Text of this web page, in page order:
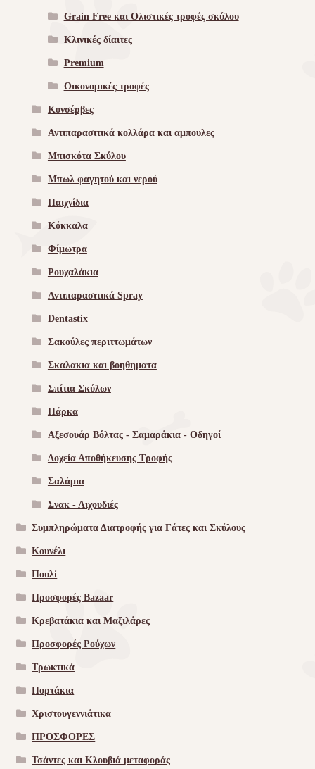
Grain Free και Ολιστικές τροφές σκύλου
Κλινικές δίαιτες
Premium
Οικονομικές τροφές
Κονσέρβες
Αντιπαρασιτικά κολλάρα και αμπουλες
Μπισκότα Σκύλου
Μπωλ φαγητού και νερού
Παιχνίδια
Κόκκαλα
Φίμωτρα
Ρουχαλάκια
Αντιπαρασιτικά Spray
Dentastix
Σακούλες περιττωμάτων
Σκαλακια και βοηθηματα
Σπίτια Σκύλων
Πάρκα
Αξεσουάρ Βόλτας - Σαμαράκια - Οδηγοί
Δοχεία Αποθήκευσης Τροφής
Σαλάμια
Σνακ - Λιχουδιές
Συμπληρώματα Διατροφής για Γάτες και Σκύλους
Κουνέλι
Πουλί
Προσφορές Bazaar
Κρεβατάκια και Μαξιλάρες
Προσφορές Ρούχων
Τρωκτικά
Πορτάκια
Χριστουγεννιάτικα
ΠΡΟΣΦΟΡΕΣ
Τσάντες και Κλουβιά μεταφοράς